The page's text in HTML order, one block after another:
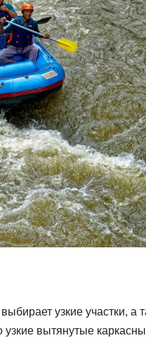
узкие участки, а
вытянутые